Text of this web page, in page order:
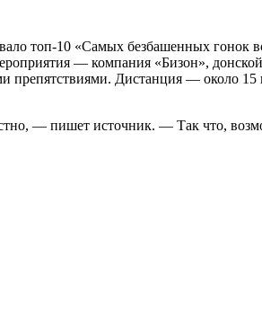
топ-10 «Самых безбашенных
— компания «Бизон»,
препятствиями. Дистанция — около
— пишет источник. — Так что,